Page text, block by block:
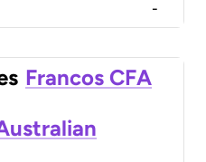
-
Francos CFA